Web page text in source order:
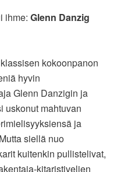
ihme:Glenn Danzig
kokoonpanon
hyvin
Glenn Danzigin ja
uskonut mahtuvan
ja
siellä nuo
kuitenkin pullistelivat,
kitaristiveljen